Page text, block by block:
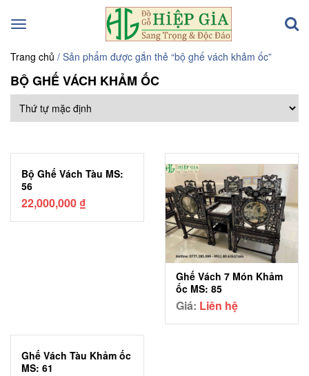
Toggle
Trang chủ / Sản phẩm được gắn thẻ “bộ ghế vách khảm ốc”
BỘ GHẾ VÁCH KHẢM ỐC
Bộ Ghế Vách Tàu MS:
56
22,000,000 ₫
Ghế Vách 7 Món Khảm
ốc MS: 85
Giá: Liên hệ
Ghế Vách Tàu Khảm ốc
MS: 61